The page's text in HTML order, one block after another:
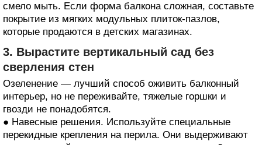
смело мыть. Если форма балкона сложная, составьте
покрытие из мягких модульных плиток-пазлов,
которые продаются в детских магазинах.
3. Вырастите вертикальный сад без
сверления стен
Озеленение — лучший способ оживить балконный
интерьер, но не переживайте, тяжелые горшки и
гвозди не понадобятся.
● Навесные решения. Используйте специальные
перекидные крепления на перила. Они выдерживают